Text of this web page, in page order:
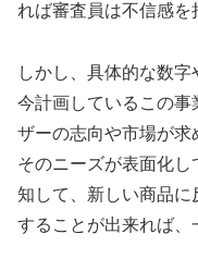
れば審査員は不信感を
しかし、具体的な数字
今計画しているこの
ザーの志向や市場が求
そのニーズが表面化
知して、新しい商品
することが出来れば、